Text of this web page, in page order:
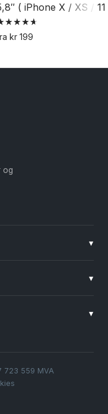
( iPhone X / XS /
kr199
og
▾
▾
▾
723 559 MVA